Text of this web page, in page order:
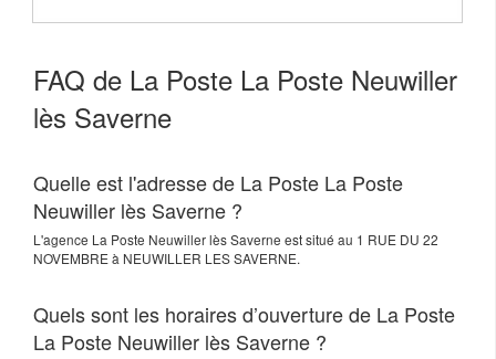
FAQ de La Poste La Poste Neuwiller
lès Saverne
Quelle est l'adresse de La Poste La Poste
Neuwiller lès Saverne ?
L'agence La Poste Neuwiller lès Saverne est situé au 1 RUE DU 22
NOVEMBRE à NEUWILLER LES SAVERNE.
Quels sont les horaires d’ouverture de La Poste
La Poste Neuwiller lès Saverne ?